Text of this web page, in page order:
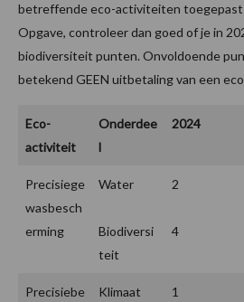
betreffende eco-activiteiten toegepast
Opgave, controleer dan goed of je in
biodiversiteit punten. Onvoldoende
betekend GEEN uitbetaling van een
Eco-
activiteit
Onderdee
l
2024
Precisiege
wasbesch
erming
Water
Biodiversi
teit
2
4
Precisiebe
Klimaat 1